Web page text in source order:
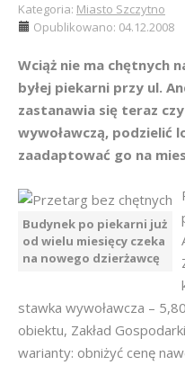
Kategoria: Miasto Szczytno
Opublikowano: 04.12.2008
Wciąż nie ma chętnych
byłej piekarni przy ul.
zastanawia się teraz
wywoławczą, podzielić
zaadaptować go na
Budynek po piekarni już
od wielu miesięcy czeka
na nowego dzierżawcę
stawka wywoławcza –
obiektu, Zakład
warianty: obniżyć cenę